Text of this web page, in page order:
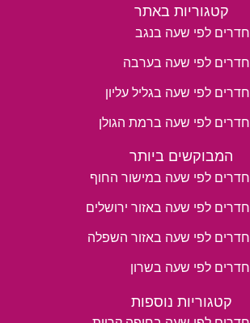
קטגוריות באתר
חדרים לפי שעה בנגב
חדרים לפי שעה בערבה
חדרים לפי שעה בגליל עליון
חדרים לפי שעה ברמת הגולן
המבוקשים ביותר
חדרים לפי שעה במישור החוף
חדרים לפי שעה באזור ירושלים
חדרים לפי שעה באזור השפלה
חדרים לפי שעה בשרון
קטגוריות נוספות